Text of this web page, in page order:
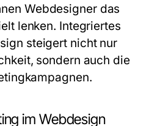
Webdesigner das
lenken. Integriertes
steigert nicht nur
sondern auch die
im Webdesign